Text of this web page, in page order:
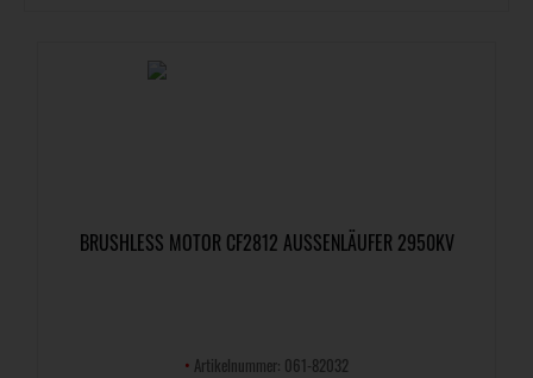
BRUSHLESS MOTOR CF2812 AUSSENLÄUFER 2950KV
• Artikelnummer: 061-82032